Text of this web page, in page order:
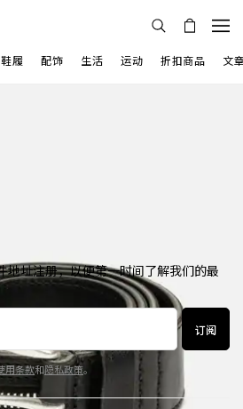
鞋履 配饰 生活 运动 折扣商品 文
地址注册，以便第一时间了解我们的最
订阅
用条款和隐私政策。